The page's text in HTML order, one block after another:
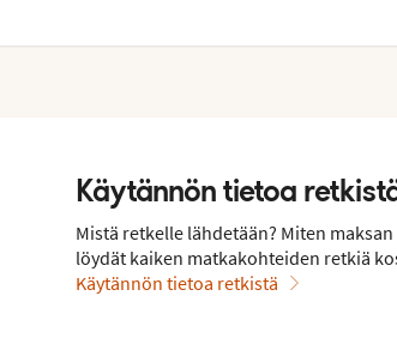
Käytännön tietoa
Mistä retkelle lähdetään? Miten
löydät kaiken matkakohteiden retkiä
Käytännön tietoa retkistä